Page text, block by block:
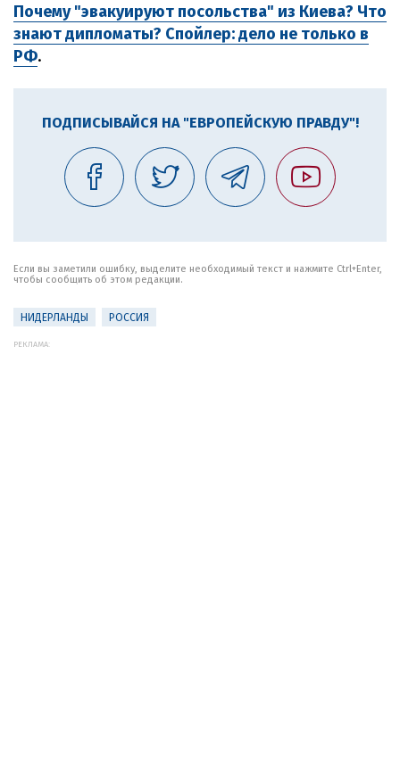
Почему "эвакуируют посольства" из Киева? Что
знают дипломаты? Спойлер: дело не только в
РФ.
ПОДПИСЫВАЙСЯ НА "ЕВРОПЕЙСКУЮ ПРАВДУ"!
Если вы заметили ошибку, выделите необходимый текст и нажмите Ctrl+Enter,
чтобы сообщить об этом редакции.
НИДЕРЛАНДЫ РОССИЯ
РЕКЛАМА: